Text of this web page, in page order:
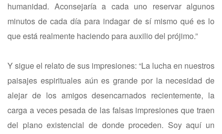
humanidad. Aconsejaría a cada uno reservar algunos
minutos de cada día para indagar de sí mismo qué es lo
que está realmente haciendo para auxilio del prójimo.”
Y sigue el relato de sus impresiones: “La lucha en nuestros
paisajes espirituales aún es grande por la necesidad de
alejar de los amigos desencarnados recientemente, la
carga a veces pesada de las falsas impresiones que traen
del plano existencial de donde proceden. Soy aquí un